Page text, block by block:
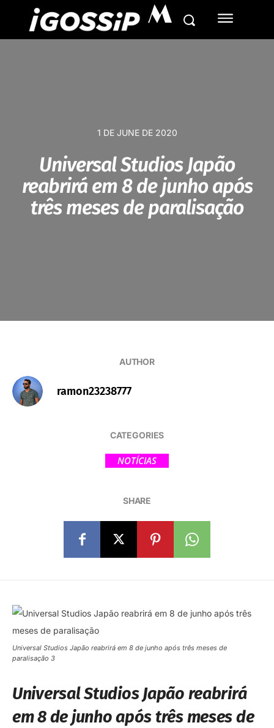
M
1 DE JUNE DE 2020
Universal Studios Japão
reabrirá em 8 de junho após
três meses de paralisação
AUTHOR
ramon23238777
CATEGORIES
NOTÍCIAS
SHARE
Universal Studios Japão reabrirá em 8 de junho após três meses de
paralisação 3
Universal Studios Japão reabrirá
em 8 de junho após três meses de